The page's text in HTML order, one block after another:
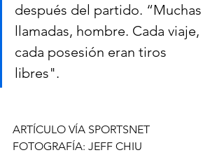
después del partido. “Muchas
llamadas, hombre. Cada viaje,
cada posesión eran tiros
libres".
ARTÍCULO VÍA SPORTSNET
FOTOGRAFÍA: JEFF CHIU